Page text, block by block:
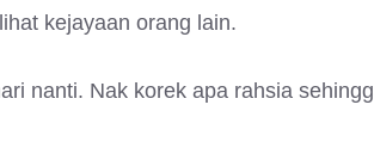
kejayaan orang lain.
nanti. Nak korek apa rahsia